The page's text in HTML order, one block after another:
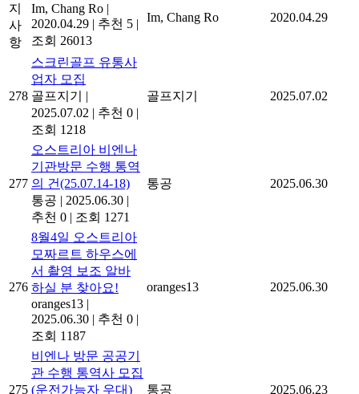
지
사
항
Im, Chang Ro |
2020.04.29 | 추천 5 |
조회 26013
Im, Chang Ro 2020.04.29
278
스크린골프 유통사
업자 모집
골프지기
|
2025.07.02 | 추천 0 |
조회 1218
골프지기 2025.07.02
277
오스트리아 비엔나
기관방문 수행 통역
의 건(25.07.14-18)
통공 | 2025.06.30 |
추천 0 | 조회 1271
통공 2025.06.30
276
8월4일 오스트리아
모짜르트 하우스에
서 촬영 보조 알바
하실 분 찾아요!
oranges13 |
2025.06.30 | 추천 0 |
조회 1187
oranges13 2025.06.30
275
비엔나 방문 공공기
관 수행 통역사 모집
(운전가능자 우대)
통공 2025.06.23